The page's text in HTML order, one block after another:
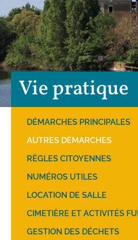
Vie pratique
DÉMARCHES PRINCIPALES
AUTRES DÉMARCHES
RÈGLES CITOYENNES
NUMÉROS UTILES
LOCATION DE SALLE
CIMETIÈRE ET ACTIVITÉS
GESTION DES DÉCHETS